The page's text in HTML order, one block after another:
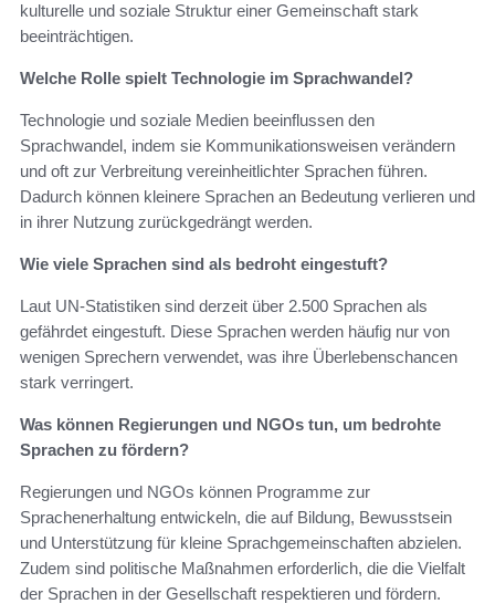
kulturelle und soziale Struktur einer Gemeinschaft stark
beeinträchtigen.
Welche Rolle spielt Technologie im Sprachwandel?
Technologie und soziale Medien beeinflussen den
Sprachwandel, indem sie Kommunikationsweisen verändern
und oft zur Verbreitung vereinheitlichter Sprachen führen.
Dadurch können kleinere Sprachen an Bedeutung verlieren und
in ihrer Nutzung zurückgedrängt werden.
Wie viele Sprachen sind als bedroht eingestuft?
Laut UN-Statistiken sind derzeit über 2.500 Sprachen als
gefährdet eingestuft. Diese Sprachen werden häufig nur von
wenigen Sprechern verwendet, was ihre Überlebenschancen
stark verringert.
Was können Regierungen und NGOs tun, um bedrohte
Sprachen zu fördern?
Regierungen und NGOs können Programme zur
Sprachenerhaltung entwickeln, die auf Bildung, Bewusstsein
und Unterstützung für kleine Sprachgemeinschaften abzielen.
Zudem sind politische Maßnahmen erforderlich, die die Vielfalt
der Sprachen in der Gesellschaft respektieren und fördern.